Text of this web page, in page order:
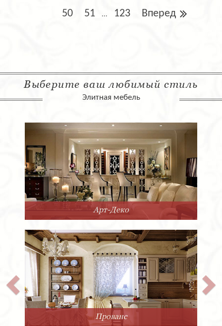
50 51 ... 123 Вперед
Выберите ваш любимый стиль
Элитная мебель
Арт-Деко
Прованс